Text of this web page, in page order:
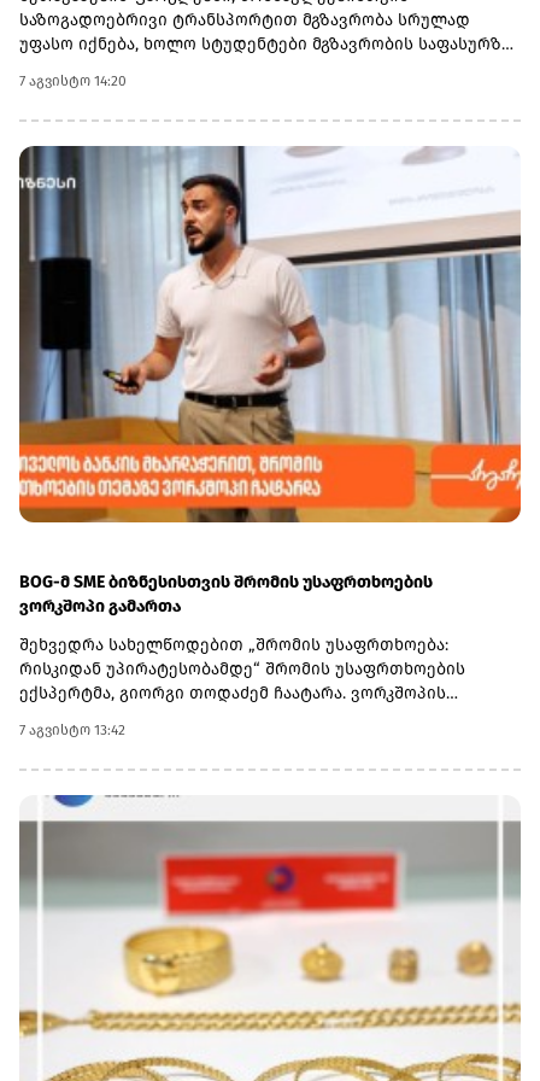
სახსრებს დააგროვებს.
საზოგადოებრივი ტრანსპორტით მგზავრობა სრულად
უფასო იქნება, ხოლო სტუდენტები მგზავრობის საფასურზე
7 აგვისტო 14:20
BOG-მ SME ბიზნესისთვის შრომის უსაფრთხოების
ვორკშოპი გამართა
შეხვედრა სახელწოდებით „შრომის უსაფრთხოება:
რისკიდან უპირატესობამდე“ შრომის უსაფრთხოების
ექსპერტმა, გიორგი თოდაძემ ჩაატარა. ვორკშოპის
იმის შესახებ, თუ როგორ იქცევა უსაფრთხოების
სტანდარტების დანერგვა ბიზნესის მდგრადი
განვითარების, ფინანსური სტაბილურობისა და
რეპუტაციის გაძლიერების ინსტრუმენტად.ღონისძიებაზე
როგორიცაა უსაფრთხოების ეკონომიკა და ინვესტიციის
უკუგება (ROI); როგორ გადაიქცეს უსაფრთხოება ბიზნესის
სტრატეგიულ უპირატესობად; თანამშრომელთა
რესურსების მართვა; ლიდერის როლი უსაფრთხოების
კულტურის ჩამოყალიბებაში და ნდობაზე დაფუძნებული
სამუშაო გარემოს შექმნა.მონაწილეებმა ასევე მიიღეს
პრაქტიკული რეკომენდაციები კრიზისების მართვისა და
ბიზნესის უწყვეტობის დაგეგმვის (BCP) მიმართულებით -
როგორ მოემზადონ კომპანიები ფორსმაჟორული
7 აგვისტო 13:42